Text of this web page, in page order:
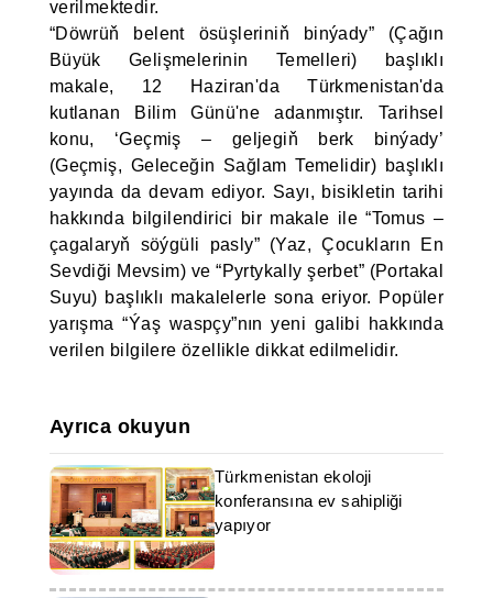
verilmektedir.
“Döwrüň belent ösüşleriniň binýady” (Çağın
Büyük Gelişmelerinin Temelleri) başlıklı
makale, 12 Haziran'da Türkmenistan'da
kutlanan Bilim Günü'ne adanmıştır. Tarihsel
konu, ‘Geçmiş – geljegiň berk binýady’
(Geçmiş, Geleceğin Sağlam Temelidir) başlıklı
yayında da devam ediyor. Sayı, bisikletin tarihi
hakkında bilgilendirici bir makale ile “Tomus –
çagalaryň söýgüli pasly” (Yaz, Çocukların En
Sevdiği Mevsim) ve “Pyrtykally şerbet” (Portakal
Suyu) başlıklı makalelerle sona eriyor. Popüler
yarışma “Ýaş waspçy”nın yeni galibi hakkında
verilen bilgilere özellikle dikkat edilmelidir.
Ayrıca okuyun
Türkmenistan ekoloji
konferansına ev sahipliği
yapıyor